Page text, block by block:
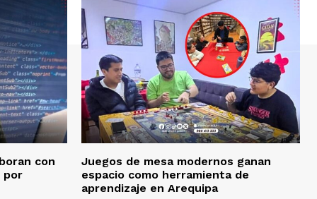
con
por
Juegos de mesa modernos ganan
espacio como herramienta de
aprendizaje en Arequipa